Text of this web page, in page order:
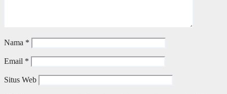
Nama *
Email *
Situs Web